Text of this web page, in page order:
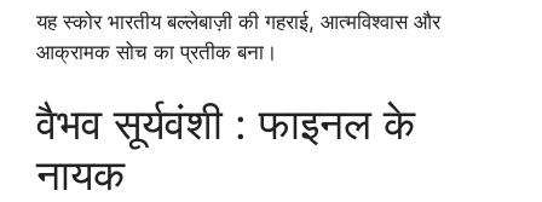
यह स्कोर भारतीय बल्लेबाज़ी की गहराई, आत्मविश्वास और
आक्रामक सोच का प्रतीक बना।
वैभव सूर्यवंशी : फाइनल के
नायक